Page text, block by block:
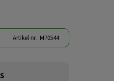
Artikel nr. M70544